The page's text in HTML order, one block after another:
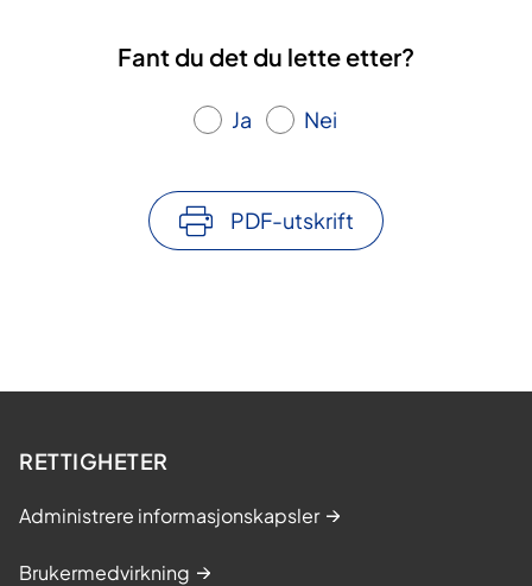
Fant du det du lette etter?
Ja Nei
PDF-utskrift
RETTIGHETER
Administrere informasjonskapsler
Brukermedvirkning